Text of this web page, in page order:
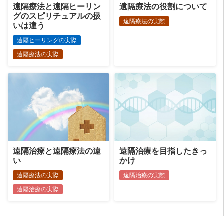
遠隔療法と遠隔ヒーリン
グのスピリチュアルの扱
いは違う
遠隔ヒーリングの実際
遠隔療法の実際
遠隔療法の役割について
遠隔療法の実際
遠隔治療と遠隔療法の違
い
遠隔療法の実際
遠隔治療の実際
遠隔治療を目指したきっ
かけ
遠隔治療の実際